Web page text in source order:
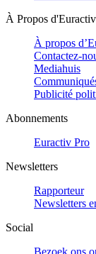
À Propos d'Euractiv
À propos
Contactez-
Mediahuis
Publicité
Abonnements
Euractiv Pro
Newsletters
Rapporteur
Newsletters
Social
Bezoek ons